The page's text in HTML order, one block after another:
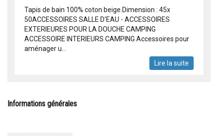
Tapis de bain 100% coton beige.Dimension : 45x
50ACCESSOIRES SALLE D'EAU - ACCESSOIRES
EXTERIEURES POUR LA DOUCHE CAMPING
ACCESSOIRE INTERIEURS CAMPING Accessoires pour
aménager u...
Lire la suite
Informations générales